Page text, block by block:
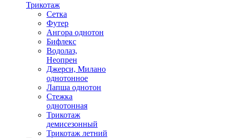
Трикотаж
Сетка
Футер
Ангора однотон
Бифлекс
Водолаз,
Неопрен
Джерси, Милано
однотонное
Лапша однотон
Стежка
однотонная
Трикотаж
демисезонный
Трикотаж летний